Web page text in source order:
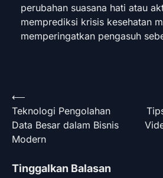
perubahan suasana hati atau
memprediksi krisis kesehatan
memperingatkan pengasuh
Navigasi
pos
⟵
Teknologi Pengolahan
Data Besar dalam Bisnis
Modern
Tinggalkan Balasan